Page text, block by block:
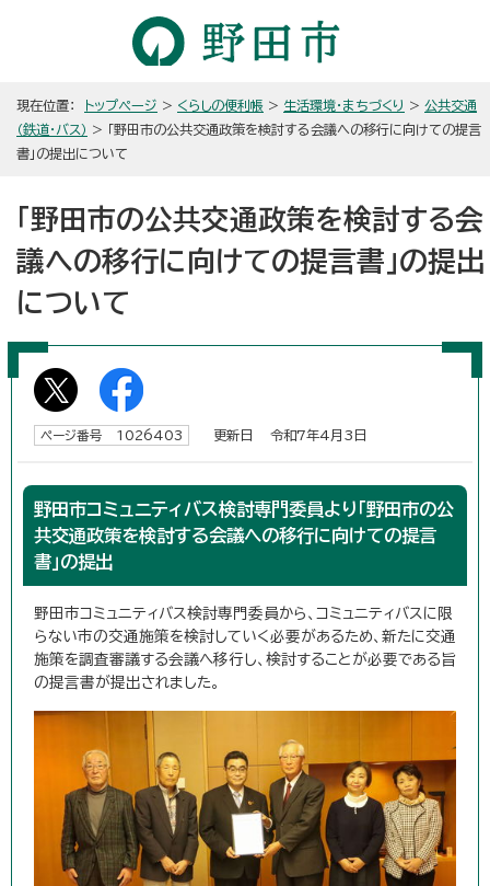
現在位置： トップページ > くらしの便利帳 > 生活環境・まちづくり > 公共交通
（鉄道・バス） > 「野田市の公共交通政策を検討する会議への移行に向けての提言
書」の提出について
「野田市の公共交通政策を検討する会
議への移行に向けての提言書」の提出
について
ページ番号 1026403 更新日 令和7年4月3日
野田市コミュニティバス検討専門委員より「野田市の公
共交通政策を検討する会議への移行に向けての提言
書」の提出
野田市コミュニティバス検討専門委員から、コミュニティバスに限
らない市の交通施策を検討していく必要があるため、新たに交通
施策を調査審議する会議へ移行し、検討することが必要である旨
の提言書が提出されました。